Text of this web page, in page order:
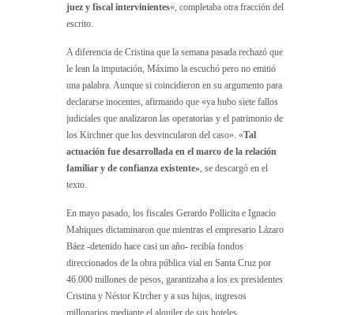
juez y fiscal intervinientes«, completaba otra fracción del
escrito.
A diferencia de Cristina que la semana pasada rechazó que
le lean la imputación, Máximo la escuchó pero no emitió
una palabra. Aunque si coincidieron en su argumento para
declararse inocentes, afirmando que «ya hubo siete fallos
judiciales que analizaron las operatorias y el patrimonio de
los Kirchner que los desvincularon del caso». «Tal
actuación fue desarrollada en el marco de la relación
familiar y de confianza existente» , se descargó en el
texto.
En mayo pasado, los fiscales Gerardo Pollicita e Ignacio
Mahiques dictaminaron que mientras el empresario Lázaro
Báez -detenido hace casi un año- recibía fondos
direccionados de la obra pública vial en Santa Cruz por
46.000 millones de pesos, garantizaba a los ex presidentes
Cristina y Néstor Kircher y a sus hijos, ingresos
millonarios mediante el alquiler de sus hoteles.